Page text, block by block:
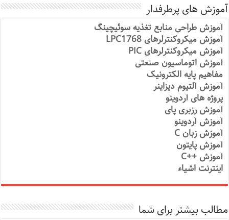
آموزش های پرطرفدار
آموزش طراحی منابع تغذیه سوئیچینگ
آموزش میکروکنترلرهای LPC1768
آموزش میکروکنترلرهای PIC
آموزش اتوماسیون صنعتی
مفاهیم پایه الکترونیک
آموزش آلتیوم دیزاینر
پروژه های آردوینو
آموزش رزبری پای
آموزش آردوینو
آموزش زبان C
آموزش پایتون
آموزش ++C
اینترنت اشیاء
مطالب بیشتر برای شما